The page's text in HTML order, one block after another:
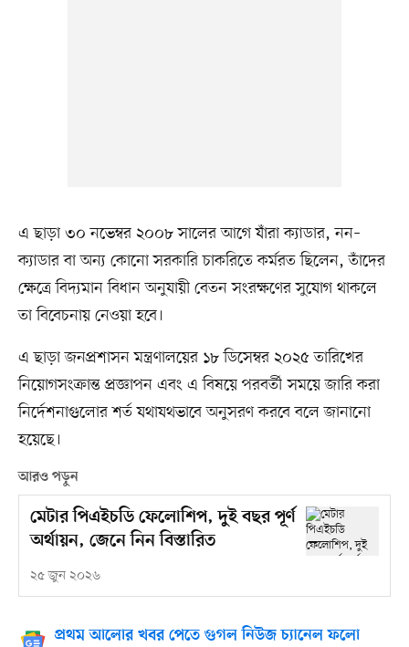
এ ছাড়া ৩০ নভেম্বর ২০০৮ সালের আগে যাঁরা ক্যাডার, নন–
ক্যাডার বা অন্য কোনো সরকারি চাকরিতে কর্মরত ছিলেন, তাঁদের
ক্ষেত্রে বিদ্যমান বিধান অনুযায়ী বেতন সংরক্ষণের সুযোগ থাকলে
তা বিবেচনায় নেওয়া হবে।
এ ছাড়া জনপ্রশাসন মন্ত্রণালয়ের ১৮ ডিসেম্বর ২০২৫ তারিখের
নিয়োগসংক্রান্ত প্রজ্ঞাপন এবং এ বিষয়ে পরবর্তী সময়ে জারি করা
নির্দেশনাগুলোর শর্ত যথাযথভাবে অনুসরণ করবে বলে জানানো
হয়েছে।
আরও পড়ুন
মেটার পিএইচডি ফেলোশিপ, দুই বছর পূর্ণ
অর্থায়ন, জেনে নিন বিস্তারিত
২৫ জুন ২০২৬
প্রথম আলোর খবর পেতে গুগল নিউজ চ্যানেল ফলো